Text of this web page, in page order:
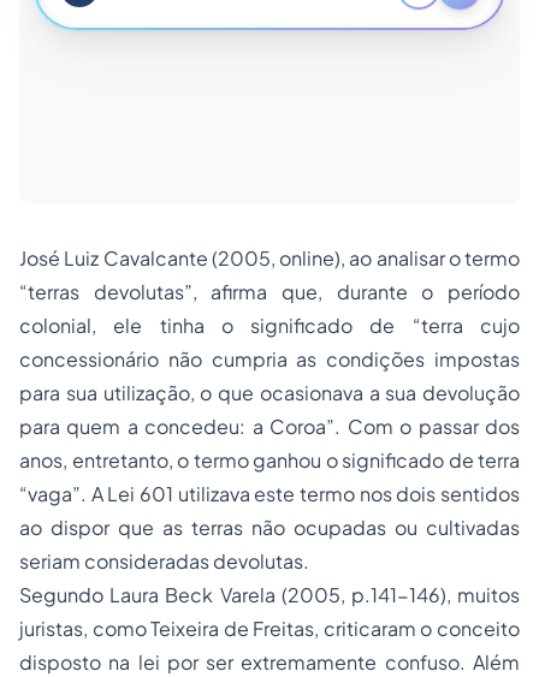
José Luiz Cavalcante (2005, online), ao analisar o termo
“terras devolutas”, afirma que, durante o período
colonial, ele tinha o significado de “terra cujo
concessionário não cumpria as condições impostas
para sua utilização, o que ocasionava a sua devolução
para quem a concedeu: a Coroa”. Com o passar dos
anos, entretanto, o termo ganhou o significado de terra
“vaga”. A Lei 601 utilizava este termo nos dois sentidos
ao dispor que as terras não ocupadas ou cultivadas
seriam consideradas devolutas.
Segundo Laura Beck Varela (2005, p.141-146), muitos
juristas, como Teixeira de Freitas, criticaram o conceito
disposto na lei por ser extremamente confuso. Além